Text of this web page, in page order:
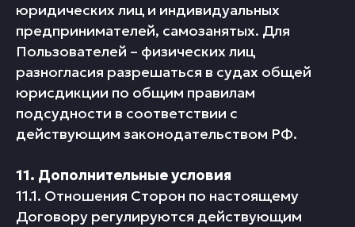
юридических лиц и индивидуальных
предпринимателей, самозанятых. Для
Пользователей – физических лиц
разногласия разрешаться в судах общей
юрисдикции по общим правилам
подсудности в соответствии с
действующим законодательством РФ.
11. Дополнительные условия
11.1. Отношения Сторон по настоящему
Договору регулируются действующим